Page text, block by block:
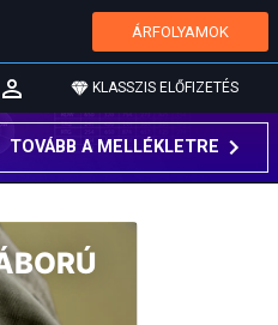
ÁRFOLYAMOK
KLASSZIS ELŐFIZETÉS
TOVÁBB A MELLÉKLETRE